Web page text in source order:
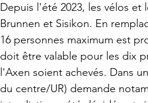
Depuis l'été 2023, les vélos
Brunnen et Sisikon. En
16 personnes maximum est
doit être valable pour les dix
l'Axen soient achevés. Dans
du centre/UR) demande